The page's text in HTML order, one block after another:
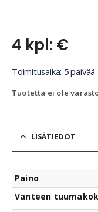
4 kpl: €
Toimitusaika: 5 päivää
Tuotetta ei ole
LISÄTIEDOT
Paino
Vanteen